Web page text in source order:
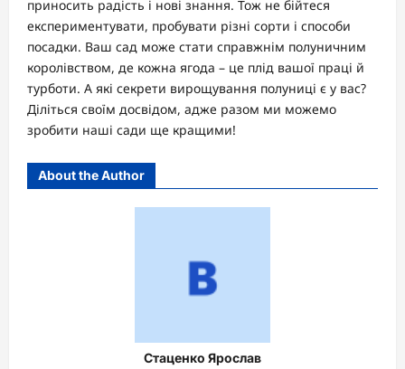
приносить радість і нові знання. Тож не бійтеся
експериментувати, пробувати різні сорти і способи
посадки. Ваш сад може стати справжнім полуничним
королівством, де кожна ягода – це плід вашої праці й
турботи. А які секрети вирощування полуниці є у вас?
Діліться своїм досвідом, адже разом ми можемо
зробити наші сади ще кращими!
About the Author
Стаценко Ярослав